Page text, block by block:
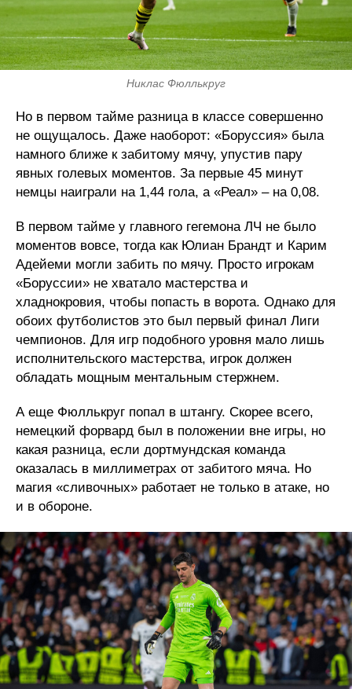
Никлас Фюллькруг
Но в первом тайме разница в классе совершенно
не ощущалось. Даже наоборот: «Боруссия» была
намного ближе к забитому мячу, упустив пару
явных голевых моментов. За первые 45 минут
немцы наиграли на 1,44 гола, а «Реал» – на 0,08.
В первом тайме у главного гегемона ЛЧ не было
моментов вовсе, тогда как Юлиан Брандт и Карим
Адейеми могли забить по мячу. Просто игрокам
«Боруссии» не хватало мастерства и
хладнокровия, чтобы попасть в ворота. Однако для
обоих футболистов это был первый финал Лиги
чемпионов. Для игр подобного уровня мало лишь
исполнительского мастерства, игрок должен
обладать мощным ментальным стержнем.
А еще Фюллькруг попал в штангу. Скорее всего,
немецкий форвард был в положении вне игры, но
какая разница, если дортмундская команда
оказалась в миллиметрах от забитого мяча. Но
магия «сливочных» работает не только в атаке, но
и в обороне.